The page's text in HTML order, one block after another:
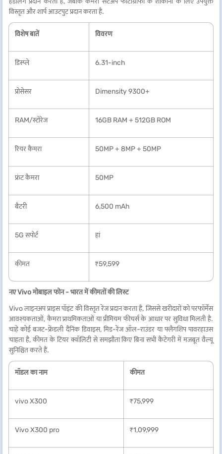
विस्तृत और शार्प आउटपुट प्रदान करता है.
विशेष बातें विवरण
डिस्प्ले 6.31-inch
प्रोसेसर Dimensity 9300+
RAM/स्टोरेज 16GB RAM + 512GB ROM
रियर कैमरा 50MP + 8MP + 50MP
फ्रंट कैमरा 50MP
बैटरी 6,500 mAh
5G सपोर्ट हां
कीमत ₹59,599
नए Vivo मोबाइल फोन - भारत में कीमतों की लिस्ट
Vivo लाइनअप प्राइस पॉइंट की विस्तृत रेंज प्रदान करता है, जिससे खरीदारों को परफॉर्मेंस
आवश्यकताओं, कैमरा प्राथमिकताओं या प्रीमियम फीचर्स के आधार पर सुविधा मिलती है.
चाहे कोई बजट-फ्रेंडली दैनिक डिवाइस, मिड-रेंज ऑल-राउंडर या फ्लैगशिप पावरहाउस
चाहता है, कीमत के टियर क्वॉलिटी से समझौता किए बिना सभी कैटेगरी में मजबूत वैल्यू
सुनिश्चित करते हैं.
मॉडल का नाम कीमत
vivo X300 ₹75,999
Vivo X300 pro ₹1,09,999